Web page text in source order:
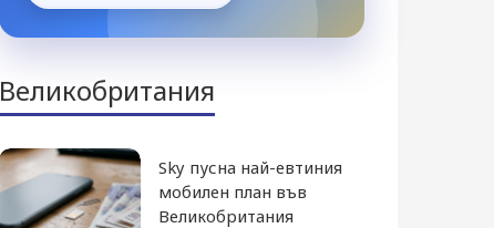
Великобритания
Sky пусна най-евтиния
мобилен план във
Великобритания